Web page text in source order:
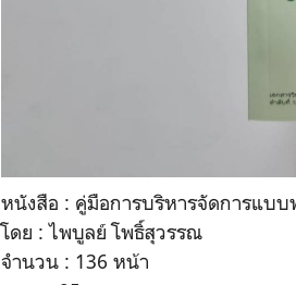
หนังสือ : คู่มือการบริหารจัดการแบ
โดย : ไพบูลย์ โพธิ์สุวรรณ
จำนวน : 136 หน้า